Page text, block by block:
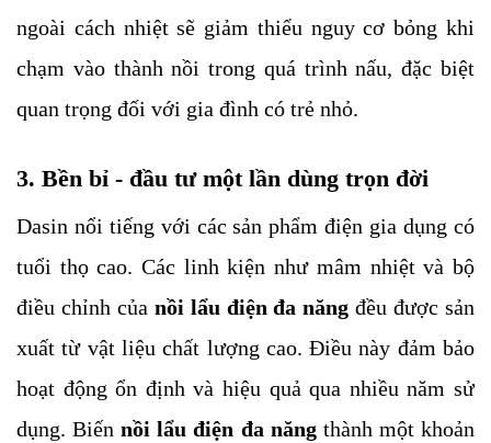
ngoài cách nhiệt sẽ giảm thiểu nguy cơ bỏng khi
chạm vào thành nồi trong quá trình nấu, đặc biệt
quan trọng đối với gia đình có trẻ nhỏ.
3. Bền bỉ - đầu tư một lần dùng trọn đời
Dasin nổi tiếng với các sản phẩm điện gia dụng có
tuổi thọ cao. Các linh kiện như mâm nhiệt và bộ
điều chỉnh của nồi lẩu điện đa năng đều được sản
xuất từ vật liệu chất lượng cao. Điều này đảm bảo
hoạt động ổn định và hiệu quả qua nhiều năm sử
dụng. Biếnnồi lẩu điện đa năngthành một khoản